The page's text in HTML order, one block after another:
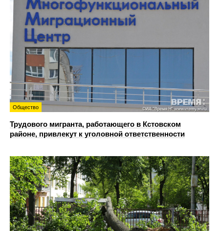
Общество
Трудового мигранта, работающего в Кстовском
районе, привлекут к уголовной ответственности